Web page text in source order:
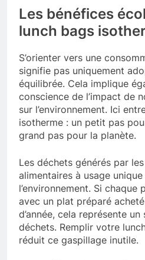
Les bénéfices
lunch bags
S’orienter vers une
signifie pas uniquement
équilibrée. Cela implique
conscience de l’impact de
sur l’environnement. Ici
isotherme : un petit pas
grand pas pour la planète.
Les déchets générés par
alimentaires à usage
l’environnement. Si chaque
avec un plat préparé
d’année, cela représente
déchets. Remplir votre
réduit ce gaspillage inutile.